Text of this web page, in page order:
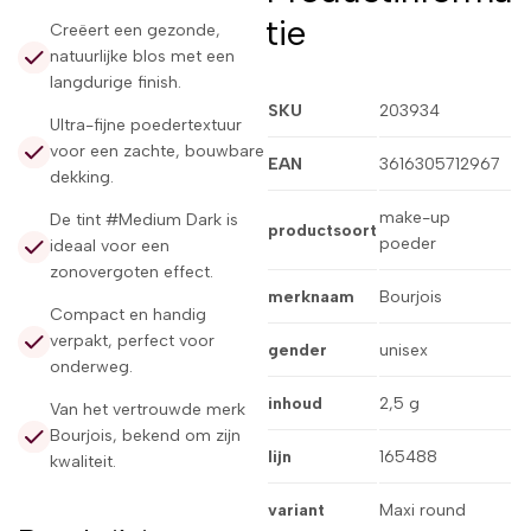
Creëert een gezonde,
natuurlijke blos met een
langdurige finish.
Ultra-fijne poedertextuur
voor een zachte, bouwbare
dekking.
De tint #Medium Dark is
ideaal voor een
zonovergoten effect.
Compact en handig
verpakt, perfect voor
onderweg.
Van het vertrouwde merk
Bourjois, bekend om zijn
kwaliteit.
tie
SKU 203934
EAN 3616305712967
productsoort
make-up
poeder
merknaam Bourjois
gender unisex
inhoud 2,5 g
lijn 165488
variant Maxi round